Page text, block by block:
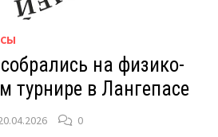
на физико-
турнире в Лангепасе
0